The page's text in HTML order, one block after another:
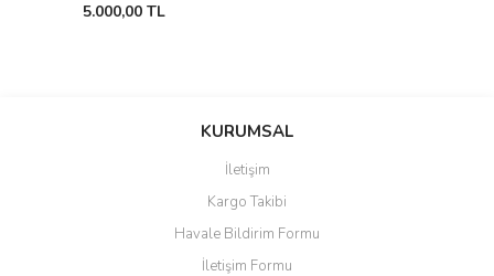
5.000,00 TL
KURUMSAL
İletişim
Kargo Takibi
Havale Bildirim Formu
İletişim Formu